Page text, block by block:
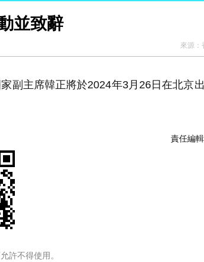
並致辭
來源：
主席韓正將於2024年3月26日在北京
責任編
許不得使用。